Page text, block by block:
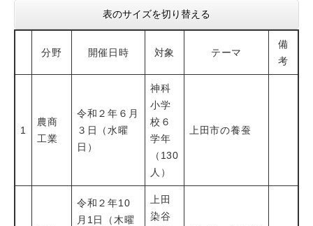
表のサイズを切り替える
分野 開催日時 対象 テーマ
備
考
1
農商
工業
令和２年６月
３日（水曜
日）
神科
小学
校６
学年
（130
人）
上田市の養蚕
令和２年10
月1日（木曜
上田
染谷